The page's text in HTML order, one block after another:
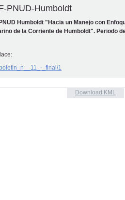
PNUD-Humboldt
Humboldt "Hacia un Manejo con
de la Corriente de Humboldt". Periodo
_final/1
Download KML